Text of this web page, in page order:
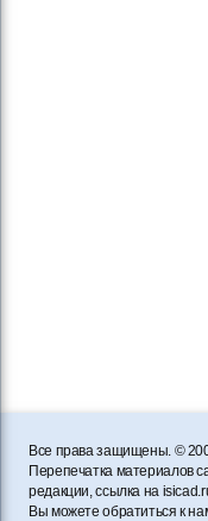
Все права защищены. ©
Перепечатка материалов
редакции, ссылка на
Вы можете обратиться к